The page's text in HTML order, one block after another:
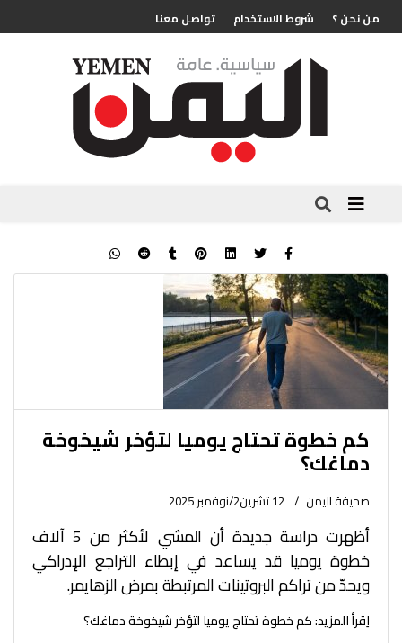
من نحن ؟ شروط الاستخدام تواصل معنا
كم خطوة تحتاج يوميا لتؤخر شيخوخة
دماغك؟
صحيفة اليمن 12 تشرين2/نوفمبر 2025
أظهرت دراسة جديدة أن المشي لأكثر من 5 آلاف
خطوة يوميا قد يساعد في إبطاء التراجع الإدراكي
ويحدّ من تراكم البروتينات المرتبطة بمرض الزهايمر.
اِقرأ المزيد: كم خطوة تحتاج يوميا لتؤخر شيخوخة دماغك؟